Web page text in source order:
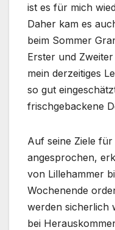
ist es für mich
Daher kam es
beim Sommer
Erster und
mein derzeitiges
so gut
frischgebackene
Auf seine Ziele
angesprochen,
von Lillehammer
Wochenende
werden sicherlich
bei